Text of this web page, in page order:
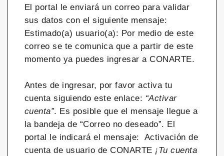
El portal le enviará un correo para validar
sus datos con el siguiente mensaje:
Estimado(a) usuario(a): Por medio de este
correo se te comunica que a partir de este
momento ya puedes ingresar a CONARTE.
Antes de ingresar, por favor activa tu
cuenta siguiendo este enlace: “Activar
cuenta”. Es posible que el mensaje llegue a
la bandeja de “Correo no deseado”. El
portal le indicará el mensaje: Activación de
cuenta de usuario de CONARTE ¡Tu cuenta